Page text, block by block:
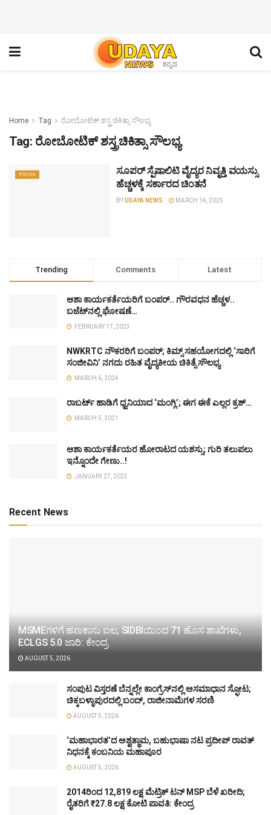
Home Tag ರೋಬೋಟಿಕ್ ಶಸ್ತ್ರಚಿಕಿತ್ಸಾ ಸೌಲಭ್ಯ
Tag: ರೋಬೋಟಿಕ್ ಶಸ್ತ್ರಚಿಕಿತ್ಸಾ ಸೌಲಭ್ಯ
FOCUS
ಸೂಪರ್ ಸ್ಪೆಷಾಲಿಟಿ ವೈದ್ಯರ ನಿವೃತ್ತಿ ವಯಸ್ಸು
ಹೆಚ್ಚಳಕ್ಕೆ ಸರ್ಕಾರದ ಚಿಂತನೆ
BYUDAYA NEWS MARCH 14, 2025
Trending Comments Latest
ಆಶಾ ಕಾರ್ಯಕರ್ತೆಯರಿಗೆ ಬಂಪರ್.. ಗೌರವಧನ ಹೆಚ್ಚಳ..
ಬಜೆಟ್‌ನಲ್ಲಿ ಘೋಷಣೆ…
FEBRUARY 17, 2023
NWKRTC ನೌಕರರಿಗೆ ಬಂಪರ್; ಕಿಮ್ಸ್ ಸಹಯೋಗದಲ್ಲಿ ‘ಸಾರಿಗೆ
ಸಂಜೀವಿನಿ’ ನಗದು ರಹಿತ ವೈದ್ಯಕೀಯ ಚಿಕಿತ್ಸೆ ಸೌಲಭ್ಯ
MARCH 6, 2024
ರಾಬರ್ಟ್ ಹಾಡಿಗೆ ಧ್ವನಿಯಾದ ‘ಮಂಗ್ಲಿ’; ಈಗ ಈಕೆ ಎಲ್ಲರ ಕ್ರಶ್…
MARCH 5, 2021
ಆಶಾ ಕಾರ್ಯಕರ್ತೆಯರ ಹೋರಾಟದ ಯಶಸ್ಸು; ಗುರಿ ತಲುಪಲು
ಇನ್ನೊಂದೇ ಗೇಣು..!
JANUARY 27, 2023
Recent News
MSMEಗಳಿಗೆ ಹಣಕಾಸು ಬಲ; SIDBIಯಿಂದ 71 ಹೊಸ ಶಾಖೆಗಳು,
ECLGS 5.0 ಜಾರಿ: ಕೇಂದ್ರ
AUGUST 5, 2026
ಸಂಪುಟ ವಿಸ್ತರಣೆ ಬೆನ್ನಲ್ಲೇ ಕಾಂಗ್ರೆಸ್‌ನಲ್ಲಿ ಅಸಮಾಧಾನ ಸ್ಫೋಟ;
ಚಿಕ್ಕಬಳ್ಳಾಪುರದಲ್ಲಿ ಬಂದ್, ರಾಜೀನಾಮೆಗಳ ಸರಣಿ
AUGUST 5, 2026
‘ಮಹಾಭಾರತ’ದ ಅಶ್ವತ್ಥಾಮ, ಬಹುಭಾಷಾ ನಟ ಪ್ರದೀಪ್ ರಾವತ್
ನಿಧನಕ್ಕೆ ಕಂಬನಿಯ ಮಹಾಪೂರ
AUGUST 5, 2026
2014ರಿಂದ 12,819 ಲಕ್ಷ ಮೆಟ್ರಿಕ್ ಟನ್ MSP ಬೆಳೆ ಖರೀದಿ;
ರೈತರಿಗೆ ₹27.8 ಲಕ್ಷ ಕೋಟಿ ಪಾವತಿ: ಕೇಂದ್ರ